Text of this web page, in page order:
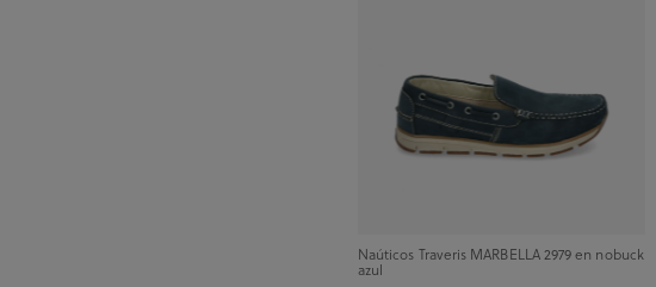
Naúticos Traveris MARBELLA 2979 en nobuck
azul